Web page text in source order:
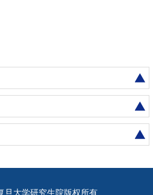
旦大学研究生院版权所有